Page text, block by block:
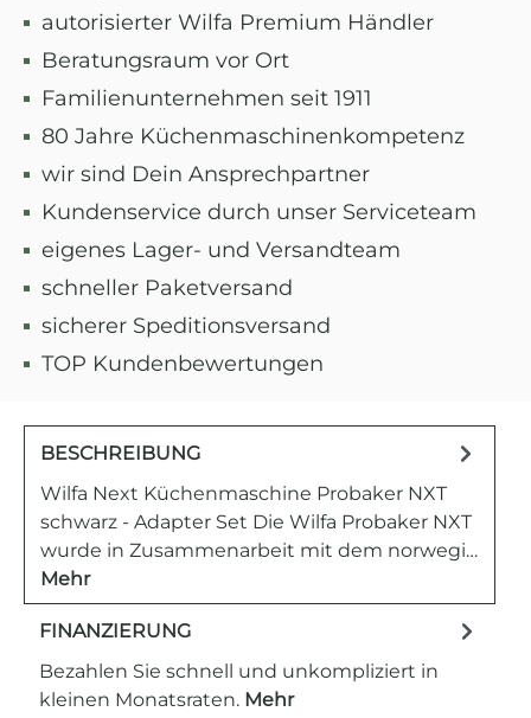
autorisierter Wilfa Premium Händler
Beratungsraum vor Ort
Familienunternehmen seit 1911
80 Jahre Küchenmaschinenkompetenz
wir sind Dein Ansprechpartner
Kundenservice durch unser Serviceteam
eigenes Lager- und Versandteam
schneller Paketversand
sicherer Speditionsversand
TOP Kundenbewertungen
BESCHREIBUNG
Wilfa Next Küchenmaschine Probaker NXT
schwarz - Adapter Set Die Wilfa Probaker NXT
wurde in Zusammenarbeit mit dem norwegi…
Mehr
FINANZIERUNG
Bezahlen Sie schnell und unkompliziert in
kleinen Monatsraten. Mehr